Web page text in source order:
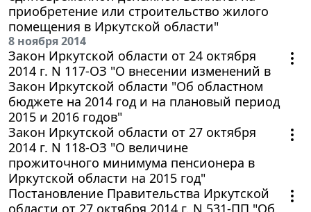
приобретение или строительство жилого
помещения в Иркутской области"
8 ноября 2014
Закон Иркутской области от 24 октября
2014 г. N 117-ОЗ "О внесении изменений в
Закон Иркутской области "Об областном
бюджете на 2014 год и на плановый период
2015 и 2016 годов"
Закон Иркутской области от 27 октября
2014 г. N 118-ОЗ "О величине
прожиточного минимума пенсионера в
Иркутской области на 2015 год"
Постановление Правительства Иркутской
области от 27 октября 2014 г. N 531-ПП "Об